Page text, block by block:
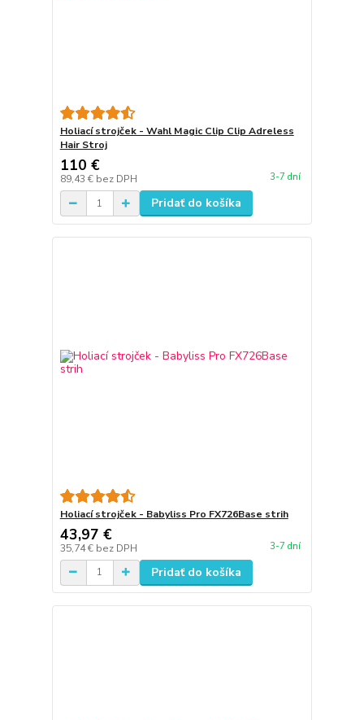
Holiací strojček - Wahl Magic Clip Clip Adreless
Hair Stroj
110 €
89,43 € bez DPH 3-7 dní
Pridať do košíka
Holiací strojček - Babyliss Pro FX726Base strih
43,97 €
35,74 € bez DPH 3-7 dní
Pridať do košíka